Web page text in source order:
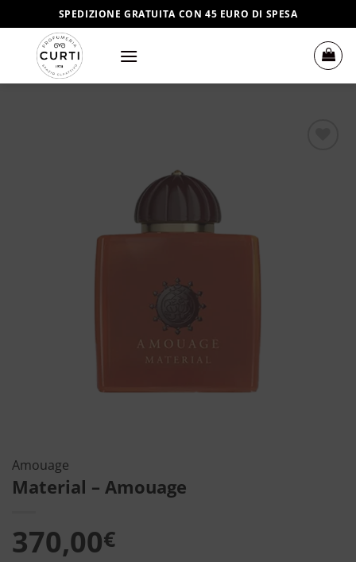
ai
contenuti
SPEDIZIONE GRATUITA CON 45 EURO DI SPESA
Amouage
Material – Amouage
370,00€